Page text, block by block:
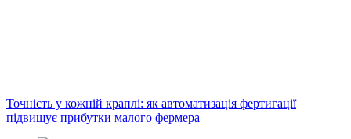
Точність у кожній краплі: як автоматизація фертигації
підвищує прибутки малого фермера